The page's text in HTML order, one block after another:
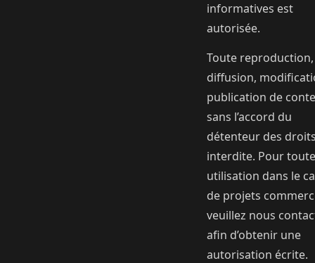
informatives est
autorisée.
Toute reproduction,
diffusion,
publication de
sans l’accord du
détenteur des
interdite. Pour toute
utilisation dans le
de projets
veuillez nous
afin d’obtenir une
autorisation écrite.